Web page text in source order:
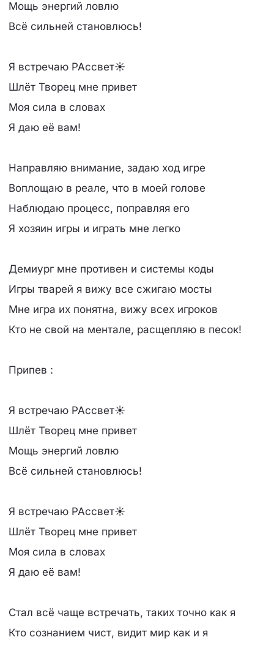
Мощь энергий ловлю
Всё сильней становлюсь!
Я встречаю РАссвет☀
Шлёт Творец мне привет
Моя сила в словах
Я даю её вам!
Направляю внимание, задаю ход игре
Воплощаю в реале, что в моей голове
Наблюдаю процесс, поправляя его
Я хозяин игры и играть мне легко
Демиург мне противен и системы коды
Игры тварей я вижу все сжигаю мосты
Мне игра их понятна, вижу всех игроков
Кто не свой на ментале, расщепляю в песок!
Припев :
Я встречаю РАссвет☀
Шлёт Творец мне привет
Мощь энергий ловлю
Всё сильней становлюсь!
Я встречаю РАссвет☀
Шлёт Творец мне привет
Моя сила в словах
Я даю её вам!
Стал всё чаще встречать, таких точно как я
Кто сознанием чист, видит мир как и я